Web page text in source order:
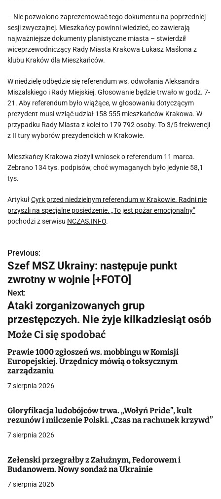
– Nie pozwolono zaprezentować tego dokumentu na poprzedniej
sesji zwyczajnej. Mieszkańcy powinni wiedzieć, co zawierają
najważniejsze dokumenty planistyczne miasta – stwierdził
wiceprzewodniczący Rady Miasta Krakowa Łukasz Maślona z
klubu Kraków dla Mieszkańców.
W niedzielę odbędzie się referendum ws. odwołania Aleksandra
Miszalskiego i Rady Miejskiej. Głosowanie będzie trwało w godz. 7-
21. Aby referendum było wiążące, w głosowaniu dotyczącym
prezydent musi wziąć udział 158 555 mieszkańców Krakowa. W
przypadku Rady Miasta z kolei to 179 792 osoby. To 3/5 frekwencji
z II tury wyborów prezydenckich w Krakowie.
Mieszkańcy Krakowa złożyli wniosek o referendum 11 marca.
Zebrano 134 tys. podpisów, choć wymaganych było jedynie 58,1
tys.
ArtykułCyrk przed niedzielnym referendum w Krakowie. Radni nie
przyszli na specjalne posiedzenie. „To jest pożar emocjonalny”
pochodzi z serwisu NCZAS.INFO.
N
a
w
i
g
a
c
j
a
w
i
s
Previous:
Szef MSZ Ukrainy: następuje punkt
zwrotny w wojnie [+FOTO]
Next:
Ataki zorganizowanych grup
przestępczych. Nie żyje kilkadziesiąt osób
Może Ci się spodobać
Prawie 1000 zgłoszeń ws. mobbingu w Komisji
Europejskiej. Urzędnicy mówią o toksycznym
zarządzaniu
7 sierpnia 2026
Gloryfikacja ludobójców trwa. „Wołyń Pride”, kult
rezunów i milczenie Polski. „Czas na rachunek krzywd”
7 sierpnia 2026
Zełenski przegrałby z Załużnym, Fedorowem i
Budanowem. Nowy sondaż na Ukrainie
7 sierpnia 2026